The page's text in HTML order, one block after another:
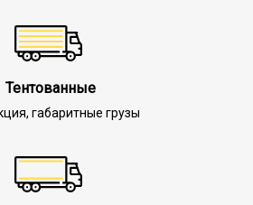
Тентованные
габаритные грузы